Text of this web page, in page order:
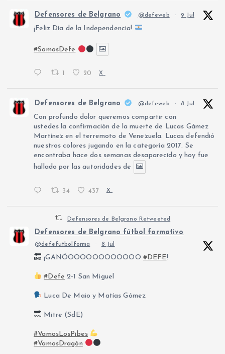
Defensores de Belgrano @defeweb · 9 Jul
¡Feliz Día de la Independencia!
#SomosDefe
20 X
Defensores de Belgrano @defeweb · 8 Jul
Con profundo dolor queremos compartir con
ustedes la confirmación de la muerte de Lucas Gámez
Martínez en el terremoto de Venezuela. Lucas defendió
nuestros colores jugando en la categoría 2017. Se
encontraba hace dos semanas desaparecido y hoy fue
hallado por las autoridades de
34 437 X
Defensores de Belgrano Retweeted
Defensores de Belgrano fútbol formativo
@defefutbolforma · 8 Jul
¡GANÓOOOOOOOOOOOO #DEFE!
#Defe 2-1 San Miguel
Luca De Maio y Matías Gómez
Mitre (SdE)
#VamosLosPibes
#VamosDragón